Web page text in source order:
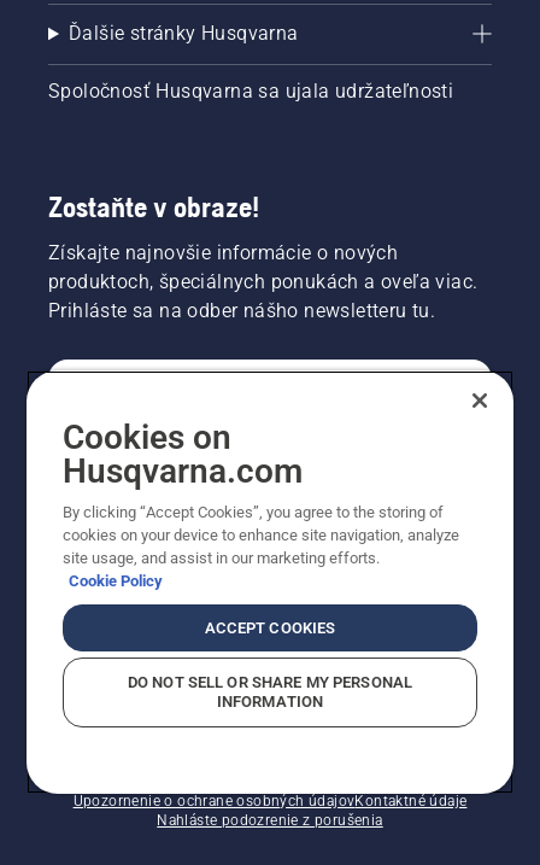
Ďalšie stránky Husqvarna
Spoločnosť Husqvarna sa ujala udržateľnosti
Zostaňte v obraze!
Získajte najnovšie informácie o nových
produktoch, špeciálnych ponukách a oveľa viac.
Prihláste sa na odber nášho newsletteru tu.
PROFESIONÁLNE
Upozornenie o ochrane osobných údajovKontaktné údaje
Nahláste podozrenie z porušenia
Cookies on
Husqvarna.com
By clicking “Accept Cookies”, you agree to the storing of
cookies on your device to enhance site navigation, analyze
site usage, and assist in our marketing efforts.
Cookie Policy
ACCEPT COOKIES
DO NOT SELL OR SHARE MY PERSONAL
INFORMATION